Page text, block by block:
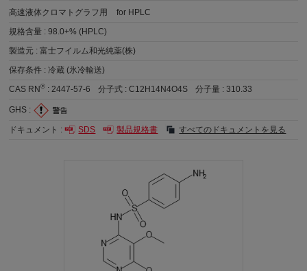
高速液体クロマトグラフ用
for HPLC
規格含量 :98.0+% (HPLC)
製造元 :富士フイルム和光純薬(株)
保存条件 :冷蔵 (氷冷輸送)
CAS RN® : 2447-57-6 分子式 :C12H14N4O4S 分子量 :310.33
GHS :
ドキュメント : SDS 製品規格書 すべてのドキュメントを見る